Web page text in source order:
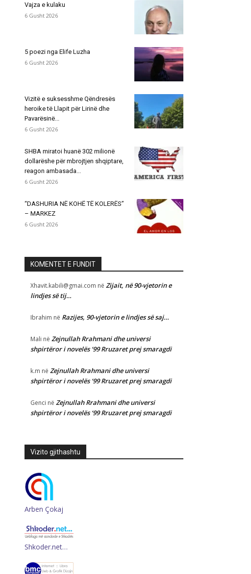
Vajza e kulaku
6 Gusht 2026
5 poezi nga Elife Luzha
6 Gusht 2026
Vizitë e suksesshme Qëndresës
heroike të Llapit për Lirinë dhe
Pavarësinë...
6 Gusht 2026
SHBA miratoi huanë 302 milionë
dollarëshe për mbrojtjen shqiptare,
reagon ambasada...
6 Gusht 2026
“DASHURIA NË KOHË TË KOLERËS”
– MARKEZ
6 Gusht 2026
KOMENTET E FUNDIT
Xhavit.kabili@gmai.com në Zijait, në 90-vjetorin e
lindjes së tij…
Ibrahim në Razijes, 90-vjetorin e lindjes së saj…
Mali në Zejnullah Rrahmani dhe universi
shpirtëror i novelës ‘99 Rruzaret prej smaragdi
k.m në Zejnullah Rrahmani dhe universi
shpirtëror i novelës ‘99 Rruzaret prej smaragdi
Genci në Zejnullah Rrahmani dhe universi
shpirtëror i novelës ‘99 Rruzaret prej smaragdi
Vizito gjithashtu
Arben Çokaj
Shkoder.net…